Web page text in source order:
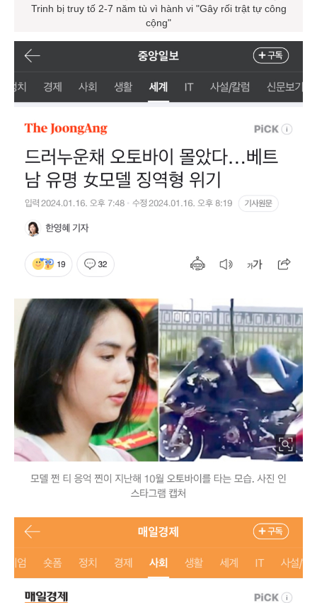
Trinh bị truy tố 2-7 năm tù vì hành vi "Gây rối trật tự công
cộng"